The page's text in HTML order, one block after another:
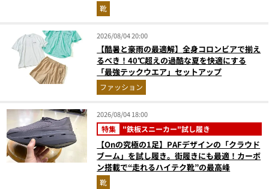
『コレ買いです』Vol.173
靴
2026/08/04 20:00
【酷暑と豪雨の最適解】全身コロンビアで揃え
るべき！40℃超えの過酷な夏を快適にする
「最強テックウエア」セットアップ
ファッション
2026/08/04 18:00
特集 "鉄板スニーカー"試し履き
【Onの究極の1足】PAFデザインの「クラウド
ブーム」を試し履き。街履きにも最適！カーボ
ン搭載で“走れるハイテク靴”の最高峰
靴